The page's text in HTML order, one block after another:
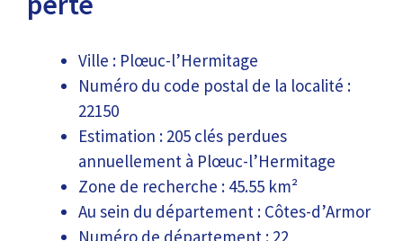
Ville : Plœuc-l’Hermitage
Numéro du code postal de la localité :
22150
Estimation : 205 clés perdues
annuellement à Plœuc-l’Hermitage
Zone de recherche : 45.55 km²
Au sein du département : Côtes-d’Armor
Numéro de département : 22